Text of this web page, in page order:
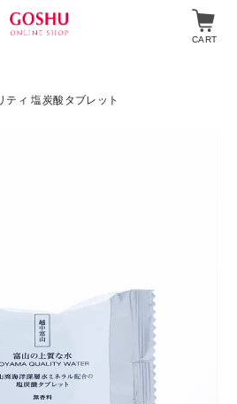
ログイン
よくあるご質問
メルマガ登録
CART
ティ 塩炭酸タブレット